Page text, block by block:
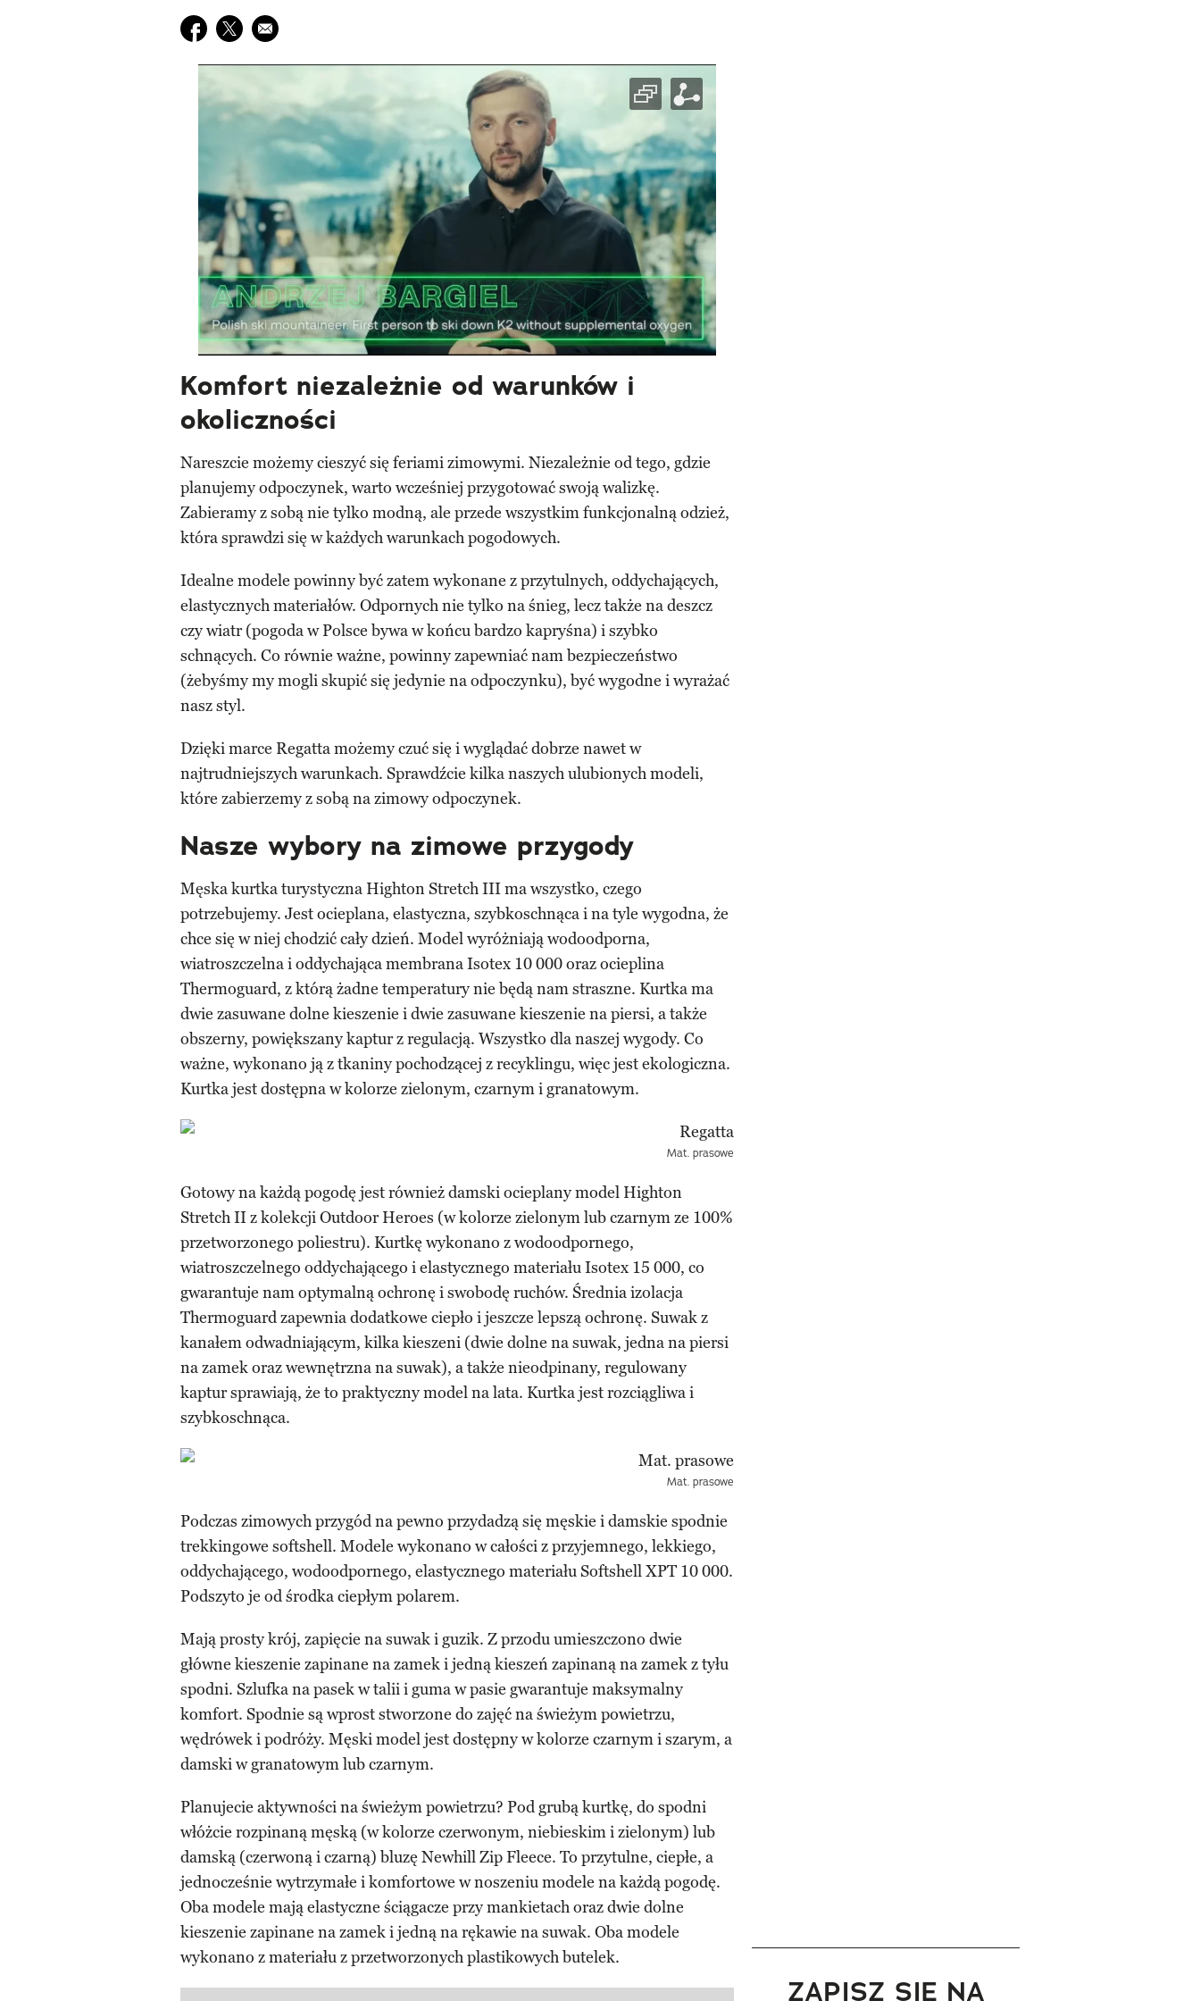
Udostępnij na facebook
Udostępnij na twitter
E-mail do przyjaciela
Komfort niezależnie od warunków i
okoliczności
Nareszcie możemy cieszyć się feriami zimowymi. Niezależnie od tego, gdzie
planujemy odpoczynek, warto wcześniej przygotować swoją walizkę.
Zabieramy z sobą nie tylko modną, ale przede wszystkim funkcjonalną odzież,
która sprawdzi się w każdych warunkach pogodowych.
Idealne modele powinny być zatem wykonane z przytulnych, oddychających,
elastycznych materiałów. Odpornych nie tylko na śnieg, lecz także na deszcz
czy wiatr (pogoda w Polsce bywa w końcu bardzo kapryśna) i szybko
schnących. Co równie ważne, powinny zapewniać nam bezpieczeństwo
(żebyśmy my mogli skupić się jedynie na odpoczynku), być wygodne i wyrażać
nasz styl.
Dzięki marce Regatta możemy czuć się i wyglądać dobrze nawet w
najtrudniejszych warunkach. Sprawdźcie kilka naszych ulubionych modeli,
które zabierzemy z sobą na zimowy odpoczynek.
Nasze wybory na zimowe przygody
Męska kurtka turystyczna Highton Stretch III ma wszystko, czego
potrzebujemy. Jest ocieplana, elastyczna, szybkoschnąca i na tyle wygodna, że
chce się w niej chodzić cały dzień. Model wyróżniają wodoodporna,
wiatroszczelna i oddychająca membrana Isotex 10 000 oraz ocieplina
Thermoguard, z którą żadne temperatury nie będą nam straszne. Kurtka ma
dwie zasuwane dolne kieszenie i dwie zasuwane kieszenie na piersi, a także
obszerny, powiększany kaptur z regulacją. Wszystko dla naszej wygody. Co
ważne, wykonano ją z tkaniny pochodzącej z recyklingu, więc jest ekologiczna.
Kurtka jest dostępna w kolorze zielonym, czarnym i granatowym.
Mat. prasowe
Gotowy na każdą pogodę jest również damski ocieplany model Highton
Stretch II z kolekcji Outdoor Heroes (w kolorze zielonym lub czarnym ze 100%
przetworzonego poliestru). Kurtkę wykonano z wodoodpornego,
wiatroszczelnego oddychającego i elastycznego materiału Isotex 15 000, co
gwarantuje nam optymalną ochronę i swobodę ruchów. Średnia izolacja
Thermoguard zapewnia dodatkowe ciepło i jeszcze lepszą ochronę. Suwak z
kanałem odwadniającym, kilka kieszeni (dwie dolne na suwak, jedna na piersi
na zamek oraz wewnętrzna na suwak), a także nieodpinany, regulowany
kaptur sprawiają, że to praktyczny model na lata. Kurtka jest rozciągliwa i
szybkoschnąca.
Mat. prasowe
Podczas zimowych przygód na pewno przydadzą się męskie i damskie spodnie
trekkingowe softshell. Modele wykonano w całości z przyjemnego, lekkiego,
oddychającego, wodoodpornego, elastycznego materiału Softshell XPT 10 000.
Podszyto je od środka ciepłym polarem.
Mają prosty krój, zapięcie na suwak i guzik. Z przodu umieszczono dwie
główne kieszenie zapinane na zamek i jedną kieszeń zapinaną na zamek z tyłu
spodni. Szlufka na pasek w talii i guma w pasie gwarantuje maksymalny
komfort. Spodnie są wprost stworzone do zajęć na świeżym powietrzu,
wędrówek i podróży. Męski model jest dostępny w kolorze czarnym i szarym, a
damski w granatowym lub czarnym.
Planujecie aktywności na świeżym powietrzu? Pod grubą kurtkę, do spodni
włóżcie rozpinaną męską (w kolorze czerwonym, niebieskim i zielonym) lub
damską (czerwoną i czarną) bluzę Newhill Zip Fleece. To przytulne, ciepłe, a
jednocześnie wytrzymałe i komfortowe w noszeniu modele na każdą pogodę.
Oba modele mają elastyczne ściągacze przy mankietach oraz dwie dolne
kieszenie zapinane na zamek i jedną na rękawie na suwak. Oba modele
wykonano z materiału z przetworzonych plastikowych butelek.
ZAPISZ SIĘ NA